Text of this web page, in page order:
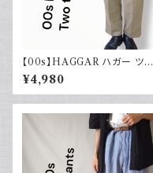
【00s】HAGGAR ハガー ツー
タックスラックス ポリエステル
ベージュ 古着 34 29
¥4,980